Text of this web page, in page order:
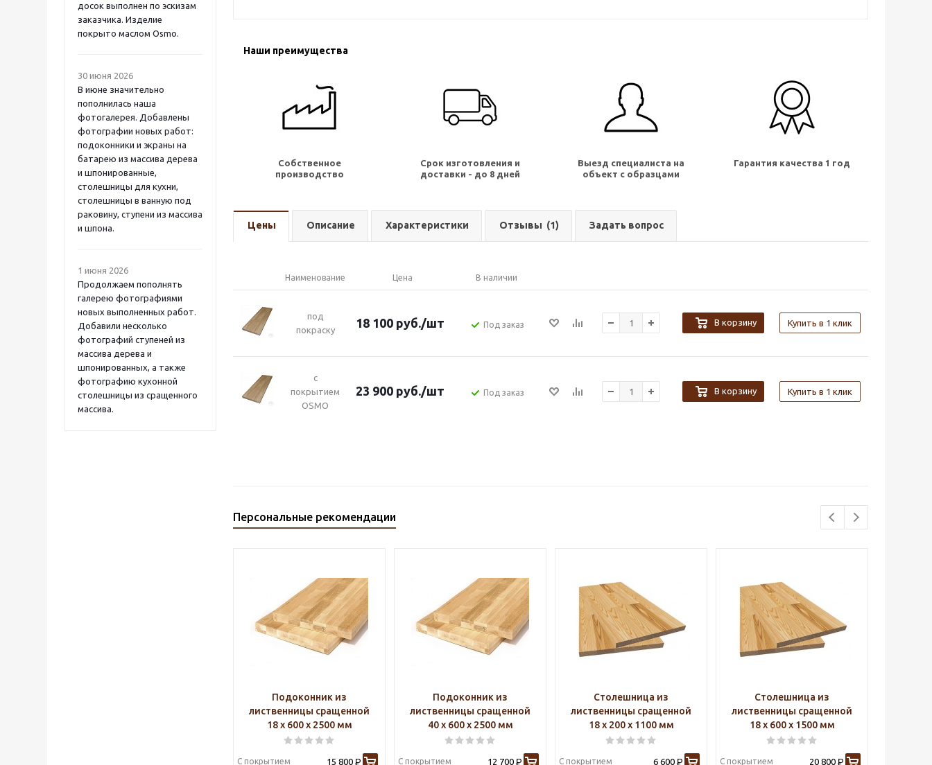
досок выполнен по эскизам
заказчика. Изделие
покрыто маслом Osmo.
30 июня 2026
В июне значительно
пополнилась наша
фотогалерея. Добавлены
фотографии новых работ:
подоконники и экраны на
батарею из массива дерева
и шпонированные,
столешницы для кухни,
столешницы в ванную под
раковину, ступени из массива
и шпона.
1 июня 2026
Продолжаем пополнять
галерею фотографиями
новых выполненных работ.
Добавили несколько
фотографий ступеней из
массива дерева и
шпонированных, а также
фотографию кухонной
столешницы из сращенного
массива.
Наши преимущества
Собственное
производство
Срок изготовления и
доставки - до 8 дней
Выезд специалиста на
объект с образцами
Гарантия качества 1 год
Цены Описание Характеристики Отзывы (1) Задать вопрос
Наименование Цена В наличии
под
покраску
18 100 руб./шт Под заказ В корзину Купить в 1 клик
с
покрытием
OSMO
23 900 руб./шт Под заказ В корзину Купить в 1 клик
Персональные рекомендации
Подоконник из
лиственницы сращенной
18 х 600 х 2500 мм
С покрытием 15 800 Р
Подоконник из
лиственницы сращенной
40 х 600 х 2500 мм
С покрытием 12 700 Р
Столешница из
лиственницы сращенной
18 х 200 х 1100 мм
С покрытием 6 600 Р
Столешница из
лиственницы сращенной
18 х 600 х 1500 мм
С покрытием 20 800 Р